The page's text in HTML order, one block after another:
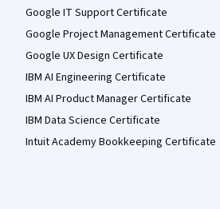
Google IT Support Certificate
Google Project Management Certificate
Google UX Design Certificate
IBM AI Engineering Certificate
IBM AI Product Manager Certificate
IBM Data Science Certificate
Intuit Academy Bookkeeping Certificate